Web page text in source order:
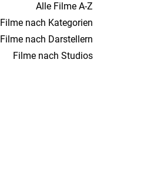
Alle Filme A-Z
Filme nach Kategorien
Filme nach Darstellern
Filme nach Studios